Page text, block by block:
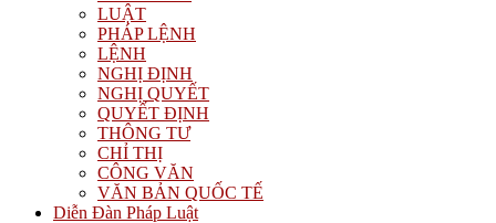
LUẬT
PHÁP LỆNH
LỆNH
NGHỊ ĐỊNH
NGHỊ QUYẾT
QUYẾT ĐỊNH
THÔNG TƯ
CHỈ THỊ
CÔNG VĂN
VĂN BẢN QUỐC TẾ
Diễn Đàn Pháp Luật